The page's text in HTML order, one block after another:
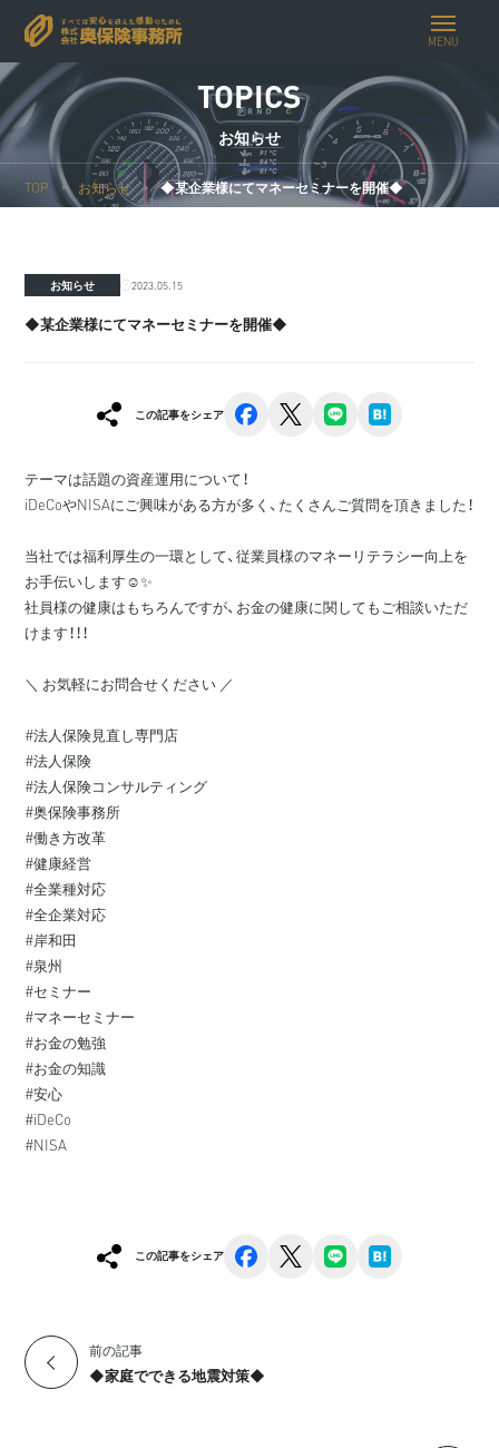
MENU
TOPICS
お知らせ
TOP お知らせ ◆某企業様にてマネーセミナーを開催◆⁠
お知らせ 2023.05.15
◆某企業様にてマネーセミナーを開催◆⁠
この記事をシェア facebook line
テーマは話題の資産運用について！⁠
iDeCoやNISAにご興味がある方が多く、たくさんご質問を頂きました！⁠
当社では福利厚生の一環として、従業員様のマネーリテラシー向上を
お手伝いします☺️✨⁠
社員様の健康はもちろんですが、お金の健康に関してもご相談いただ
けます！！！⁠
＼ お気軽にお問合せください ／⁠
#法人保険見直し専門店⁠
#法人保険⁠
#法人保険コンサルティング⁠
#奥保険事務所⁠
#働き方改革⁠
#健康経営⁠
#全業種対応⁠
#全企業対応⁠
#岸和田⁠
#泉州⁠
#セミナー⁠
#マネーセミナー ⁠
#お金の勉強 ⁠
#お金の知識 ⁠
#安心 ⁠
#iDeCo ⁠
#NISA ⁠
この記事をシェア facebook line
前の記事
◆家庭でできる地震対策◆